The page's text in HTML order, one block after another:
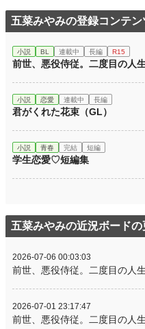
五菜みやみの登録コンテン
小説 BL 連載中 長編 R15
前世、悪役侍従。二度目の人
小説 恋愛 連載中 長編
君がくれた花束（GL）
小説 青春 完結 短編
学生恋愛♡短編集
五菜みやみの近況ボード
2026-07-06 00:03:03
前世、悪役侍従。二度目の人
2026-07-01 23:17:47
前世、悪役侍従。二度目の人